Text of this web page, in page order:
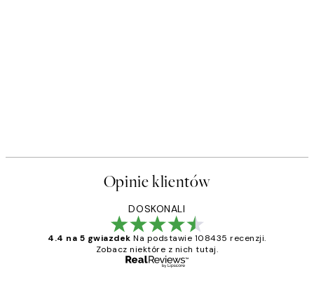
Opinie klientów
DOSKONALI
4.4 na 5 gwiazdek Na podstawie 108435 recenzji.
Zobacz niektóre z nich tutaj.